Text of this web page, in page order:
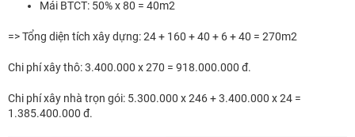
Mái BTCT: 50% x 80 = 40m2
=> Tổng diện tích xây dựng: 24 + 160 + 40 + 6 + 40 = 270m2
Chi phí xây thô: 3.400.000 x 270 = 918.000.000 đ.
Chi phí xây nhà trọn gói: 5.300.000 x 246 + 3.400.000 x 24 =
1.385.400.000 đ.